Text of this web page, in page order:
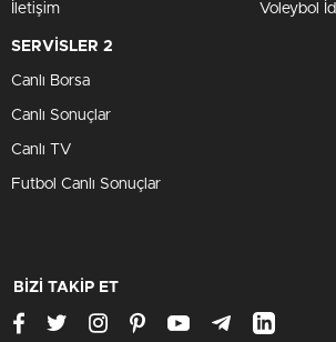
İletişim Voleybol
SERVİSLER 2
Canlı Borsa
Canlı Sonuçlar
Canlı TV
Futbol Canlı Sonuçlar
BİZİ TAKİP ET